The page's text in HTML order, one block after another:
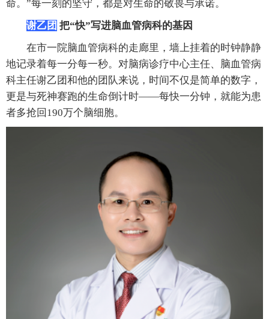
命。”每一刻的坚守，都是对生命的敬畏与承诺。
谢乙团 把“快”写进脑血管病科的基因
在市一院脑血管病科的走廊里，墙上挂着的时钟静静
地记录着每一分每一秒。对脑病诊疗中心主任、脑血管病
科主任谢乙团和他的团队来说，时间不仅是简单的数字，
更是与死神赛跑的生命倒计时——每快一分钟，就能为患
者多抢回190万个脑细胞。